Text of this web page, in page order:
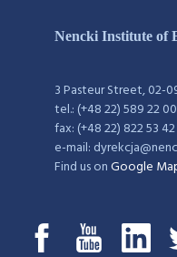
Nencki Institute of
3 Pasteur Street, 02-
tel.: (+48 22) 589 22 00
fax: (+48 22) 822 53 42
e-mail:
Find us onGoogle